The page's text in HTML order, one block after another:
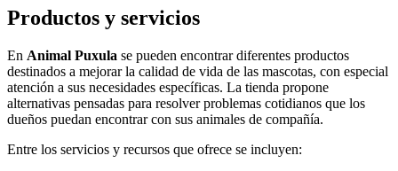
Productos y servicios
En Animal Puxula se pueden encontrar diferentes productos
destinados a mejorar la calidad de vida de las mascotas, con especial
atención a sus necesidades específicas. La tienda propone
alternativas pensadas para resolver problemas cotidianos que los
dueños puedan encontrar con sus animales de compañía.
Entre los servicios y recursos que ofrece se incluyen: